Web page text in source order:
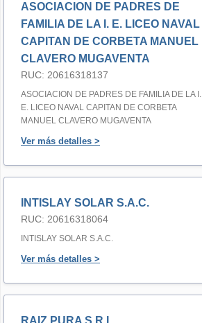
ASOCIACION DE PADRES DE
FAMILIA DE LA I. E. LICEO NAVAL
CAPITAN DE CORBETA MANUEL
CLAVERO MUGAVENTA
RUC: 20616318137
ASOCIACION DE PADRES DE FAMILIA DE LA I.
E. LICEO NAVAL CAPITAN DE CORBETA
MANUEL CLAVERO MUGAVENTA
Ver más detalles >
INTISLAY SOLAR S.A.C.
RUC: 20616318064
INTISLAY SOLAR S.A.C.
Ver más detalles >
RAIZ PURA S.R.L.